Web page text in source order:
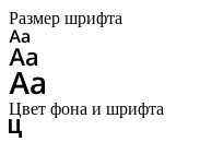
Размер шрифта
Цвет фона и шрифта